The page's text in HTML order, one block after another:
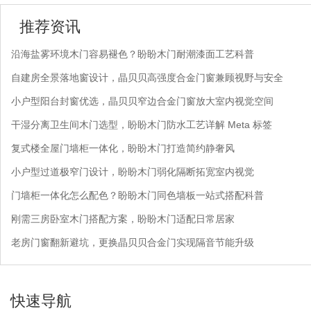
推荐资讯
沿海盐雾环境木门容易褪色？盼盼木门耐潮漆面工艺科普
自建房全景落地窗设计，晶贝贝高强度合金门窗兼顾视野与安全
小户型阳台封窗优选，晶贝贝窄边合金门窗放大室内视觉空间
干湿分离卫生间木门选型，盼盼木门防水工艺详解 Meta 标签
复式楼全屋门墙柜一体化，盼盼木门打造简约静奢风
小户型过道极窄门设计，盼盼木门弱化隔断拓宽室内视觉
门墙柜一体化怎么配色？盼盼木门同色墙板一站式搭配科普
刚需三房卧室木门搭配方案，盼盼木门适配日常居家
老房门窗翻新避坑，更换晶贝贝合金门实现隔音节能升级
快速导航